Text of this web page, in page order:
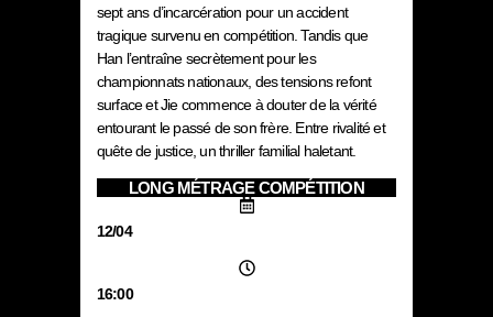
sept ans d’incarcération pour un accident
tragique survenu en compétition. Tandis que
Han l’entraîne secrètement pour les
championnats nationaux, des tensions refont
surface et Jie commence à douter de la vérité
entourant le passé de son frère. Entre rivalité et
quête de justice, un thriller familial haletant.
LONG MÉTRAGE COMPÉTITION
12/04
16:00